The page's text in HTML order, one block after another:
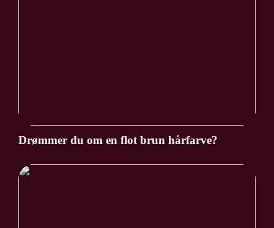
Drømmer du om en flot brun hårfarve?